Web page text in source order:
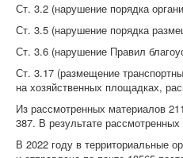
Ст. 3.2 (нарушение порядка
Ст. 3.5 (нарушение порядка
Ст. 3.6 (нарушение Правил
Ст. 3.17 (размещение
на хозяйственных площадках,
Из рассмотренных материалов
387. В результате
В 2022 году в территориальные